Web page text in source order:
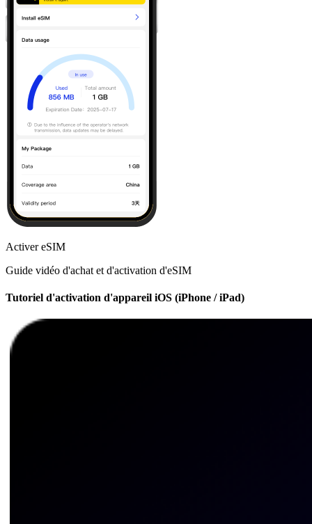
Activer eSIM
Guide vidéo d'achat et d'activation d'eSIM
Tutoriel d'activation d'appareil iOS (iPhone / iPad)